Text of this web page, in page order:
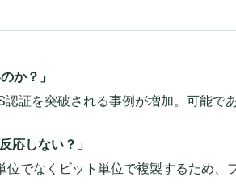
か？」
証を突破される事例が増加。可能で
応しない？」
でなくビット単位で複製するため、